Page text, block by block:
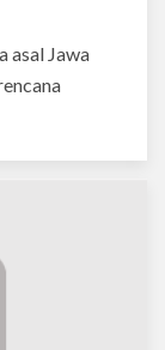
asal Jawa